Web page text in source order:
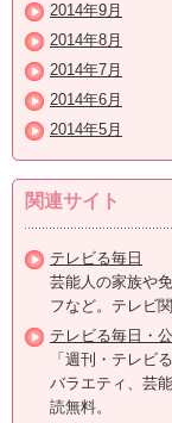
2014年9月
2014年8月
2014年7月
2014年6月
2014年5月
関連サイト
テレビる毎日
芸能人の家族や
フなど。テレビ
テレビる毎日・
「週刊・テレビ
バラエティ、芸
読無料。